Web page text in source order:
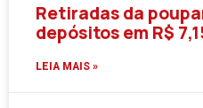
Retiradas da
depósitos em R$
LEIA MAIS »